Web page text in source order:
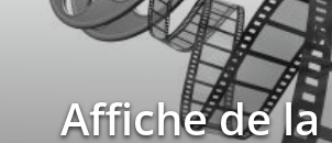
Affiche de la